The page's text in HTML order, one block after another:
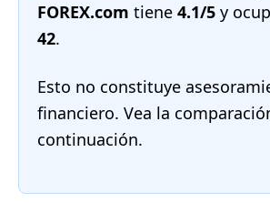
FOREX.com tiene 4.1/5 y
42.
Esto no constituye
financiero. Vea la
continuación.